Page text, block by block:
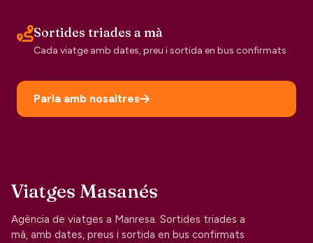
Sortides triades a mà
Cada viatge amb dates, preu i sortida en bus confirmats
Parla amb nosaltres
Viatges Masanés
Agència de viatges a Manresa. Sortides triades a
mà, amb dates, preus i sortida en bus confirmats